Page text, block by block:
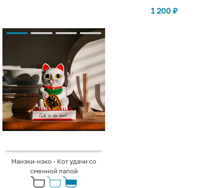
1 200 ₽
Манэки-нэко - Кот удачи со
сменной лапой